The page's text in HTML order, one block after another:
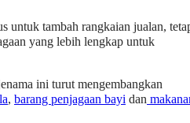
untuk tambah rangkaian jualan,
yang lebih lengkap untuk
ini turut mengembangkan
, barang penjagaan bayi dan